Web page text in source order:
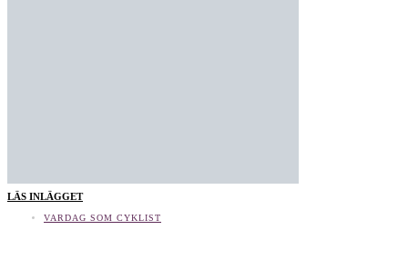
LÄS INLÄGGET
VARDAG SOM CYKLIST